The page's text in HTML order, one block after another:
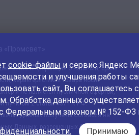
сайте информация о наличии, сроке
характеристиках товара носит
и не является публичной офертой,
пунктом 2 статьи 437 ГК РФ.
данных получены Согласия на
Данных, разрешенных Субъектом
cookie-файлы и сервис Яндекс
и улучшения работы
сайт, Вы соглашаетесь
Обработка данных
Федеральным законом № 152-ФЗ
Принимаю